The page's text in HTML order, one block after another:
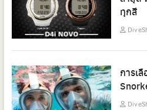
ทุกสี
การเ